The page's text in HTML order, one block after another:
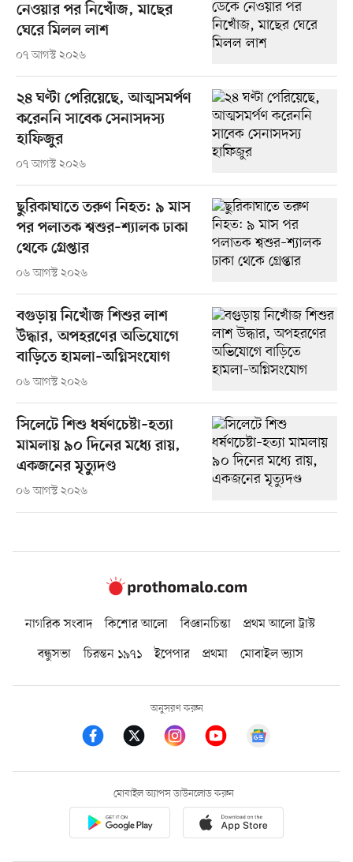
নেওয়ার পর নিখোঁজ, মাছের
ঘেরে মিলল লাশ
০৭ আগস্ট ২০২৬
২৪ ঘণ্টা পেরিয়েছে, আত্মসমর্পণ
করেননি সাবেক সেনাসদস্য
হাফিজুর
০৭ আগস্ট ২০২৬
ছুরিকাঘাতে তরুণ নিহত: ৯ মাস
পর পলাতক শ্বশুর–শ্যালক ঢাকা
থেকে গ্রেপ্তার
০৬ আগস্ট ২০২৬
বগুড়ায় নিখোঁজ শিশুর লাশ
উদ্ধার, অপহরণের অভিযোগে
বাড়িতে হামলা–অগ্নিসংযোগ
০৬ আগস্ট ২০২৬
সিলেটে শিশু ধর্ষণচেষ্টা–হত্যা
মামলায় ৯০ দিনের মধ্যে রায়,
একজনের মৃত্যুদণ্ড
০৬ আগস্ট ২০২৬
নাগরিক সংবাদ কিশোর আলো বিজ্ঞানচিন্তা
প্রথম আলো ট্রাস্ট
বন্ধুসভা
চিরন্তন ১৯৭১ ইপেপার প্রথমা মোবাইল ভ্যাস
অনুসরণ করুন
মোবাইল অ্যাপস ডাউনলোড করুন